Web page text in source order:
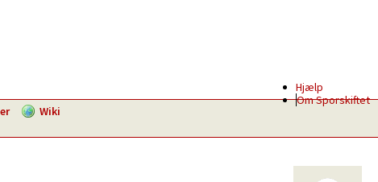
Hjælp
Om Sporskiftet
Wiki